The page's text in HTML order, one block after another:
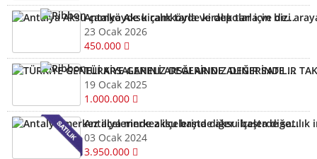
Antalya Aksu çamköyde kiralık tarla ve depolar için bizi arayabilirsiniz
23 Ocak 2026
450.000
TÜRKİYE GENELİ ARSALARINIZ DEĞERİNDE ALINIR SATILIR TAKAS EDİLİR ARAYIN YARDIMCI OLALIM
19 Ocak 2025
1.000.000
Antalya merkez ilçelerinde aksu başta diğer ilçelerde satılık imarlı müstail tapulu arsa
03 Ocak 2024
3.950.000